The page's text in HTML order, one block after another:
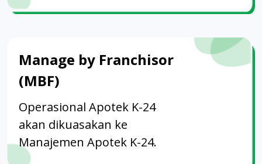
Manage by Franchisor
(MBF)
Operasional Apotek K-24
akan dikuasakan ke
Manajemen Apotek K-24.